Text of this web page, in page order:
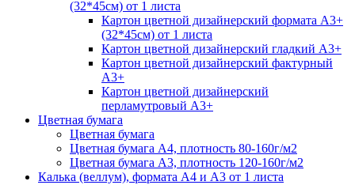
(32*45см) от 1 листа
Картон цветной дизайнерский формата А3+
(32*45см) от 1 листа
Картон цветной дизайнерский гладкий А3+
Картон цветной дизайнерский фактурный
А3+
Картон цветной дизайнерский
перламутровый А3+
Цветная бумага
Цветная бумага
Цветная бумага А4, плотность 80-160г/м2
Цветная бумага А3, плотность 120-160г/м2
Калька (веллум), формата А4 и А3 от 1 листа